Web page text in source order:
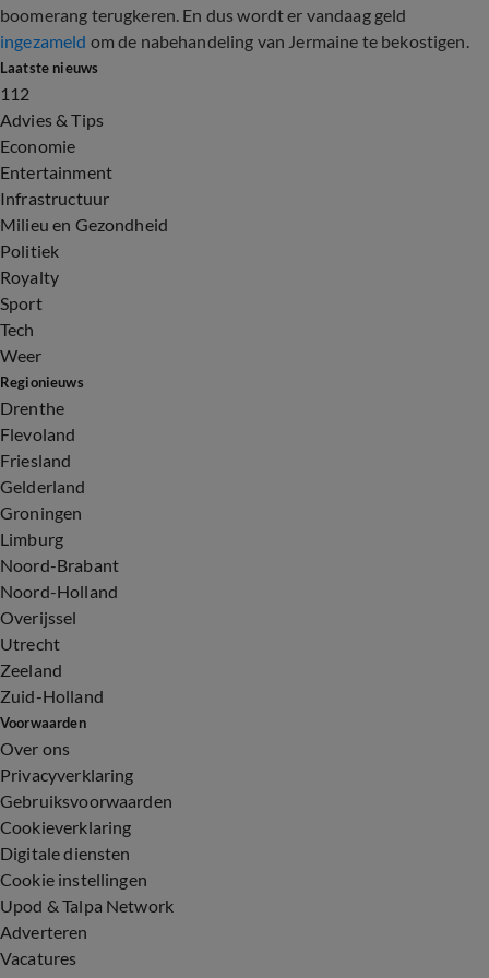
boomerang terugkeren. En dus wordt er vandaag geld
ingezameld om de nabehandeling van Jermaine te bekostigen.
Laatste nieuws
112
Advies & Tips
Economie
Entertainment
Infrastructuur
Milieu en Gezondheid
Politiek
Royalty
Sport
Tech
Weer
Regionieuws
Drenthe
Flevoland
Friesland
Gelderland
Groningen
Limburg
Noord-Brabant
Noord-Holland
Overijssel
Utrecht
Zeeland
Zuid-Holland
Voorwaarden
Over ons
Privacyverklaring
Gebruiksvoorwaarden
Cookieverklaring
Digitale diensten
Cookie instellingen
Upod & Talpa Network
Adverteren
Vacatures